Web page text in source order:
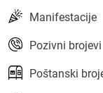
Manifestacije
Pozivni brojevi
Poštanski